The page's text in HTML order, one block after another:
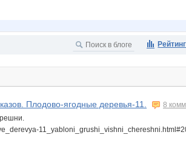
Плодово-ягодные деревья-11.
8